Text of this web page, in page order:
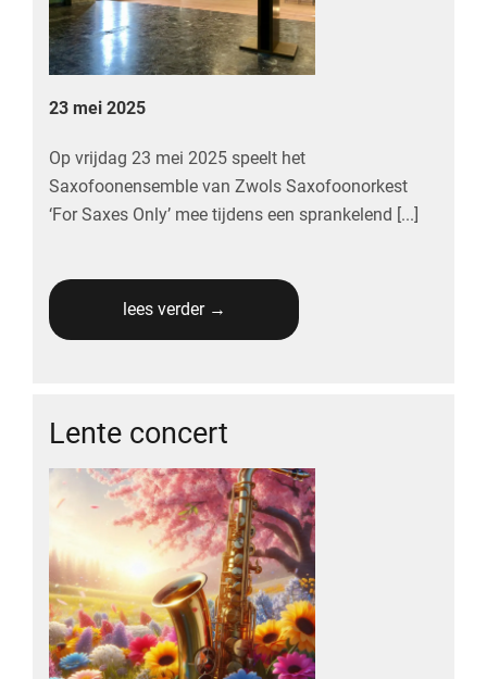
23 mei 2025
Op vrijdag 23 mei 2025 speelt het
Saxofoonensemble van Zwols Saxofoonorkest
‘For Saxes Only’ mee tijdens een sprankelend [...]
lees verder →
Lente concert